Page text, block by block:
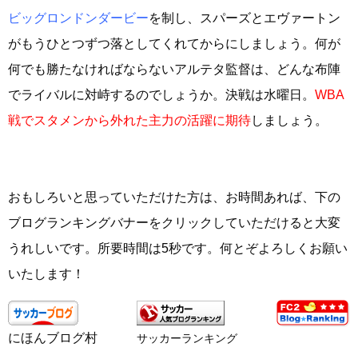
ビッグロンドンダービーを制し、スパーズとエヴァートン
がもうひとつずつ落としてくれてからにしましょう。何が
何でも勝たなければならないアルテタ監督は、どんな布陣
でライバルに対峙するのでしょうか。決戦は水曜日。 WBA
戦でスタメンから外れた主力の活躍に期待しましょう。
おもしろいと思っていただけた方は、お時間あれば、下の
ブログランキングバナーをクリックしていただけると大変
うれしいです。所要時間は5秒です。何とぞよろしくお願い
いたします！
にほんブログ村 サッカーランキング